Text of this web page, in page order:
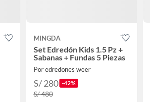
MINGDA
Set Edredón Kids 1.5 Pz +
Sabanas + Fundas 5 Piezas
Por edredones weer
S/ 280 -42%
S/ 480